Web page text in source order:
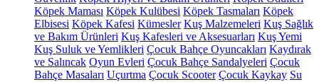
Köpek Maması Köpek Kulübesi Köpek Tasmaları Köpek
Elbisesi Köpek Kafesi Kümesler Kuş Malzemeleri Kuş Sağlık
ve Bakım Ürünleri Kuş Kafesleri ve Aksesuarları Kuş Yemi
Kuş Suluk ve Yemlikleri Çocuk Bahçe Oyuncakları Kaydırak
ve Salıncak Oyun Evleri Çocuk Bahçe Sandalyeleri Çocuk
Bahçe Masaları Uçurtma Çocuk Scooter Çocuk Kaykay Su